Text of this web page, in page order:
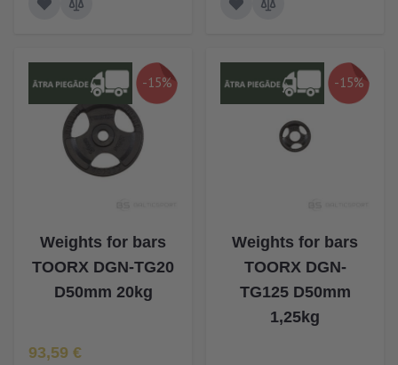
-15%
Weights for bars
TOORX DGN-TG20
D50mm 20kg
Īpaša Cena
93,59 €
-15%
Weights for bars
TOORX DGN-
TG125 D50mm
1,25kg